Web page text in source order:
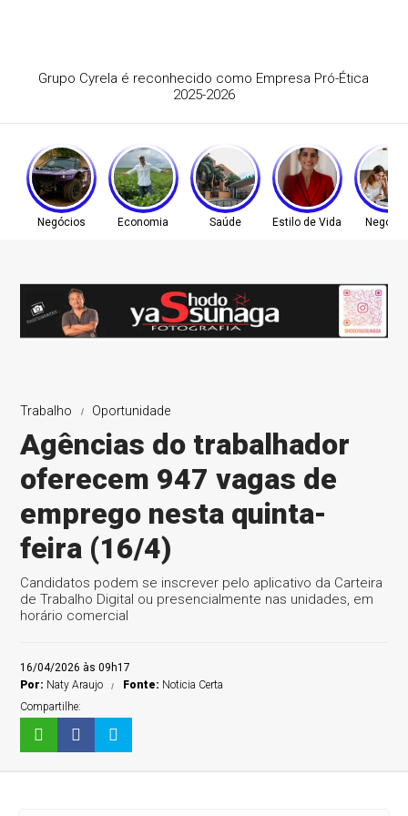
3D ganha espaço em projetos educacionais
Negócios Economia Saúde Estilo de Vida
Trabalho Oportunidade
Agências do trabalhador
oferecem 947 vagas de
emprego nesta quinta-
feira (16/4)
Candidatos podem se inscrever pelo aplicativo da Carteira
de Trabalho Digital ou presencialmente nas unidades, em
horário comercial
16/04/2026 às 09h17
Por: Naty Araujo Fonte: Noticia Certa
Compartilhe: